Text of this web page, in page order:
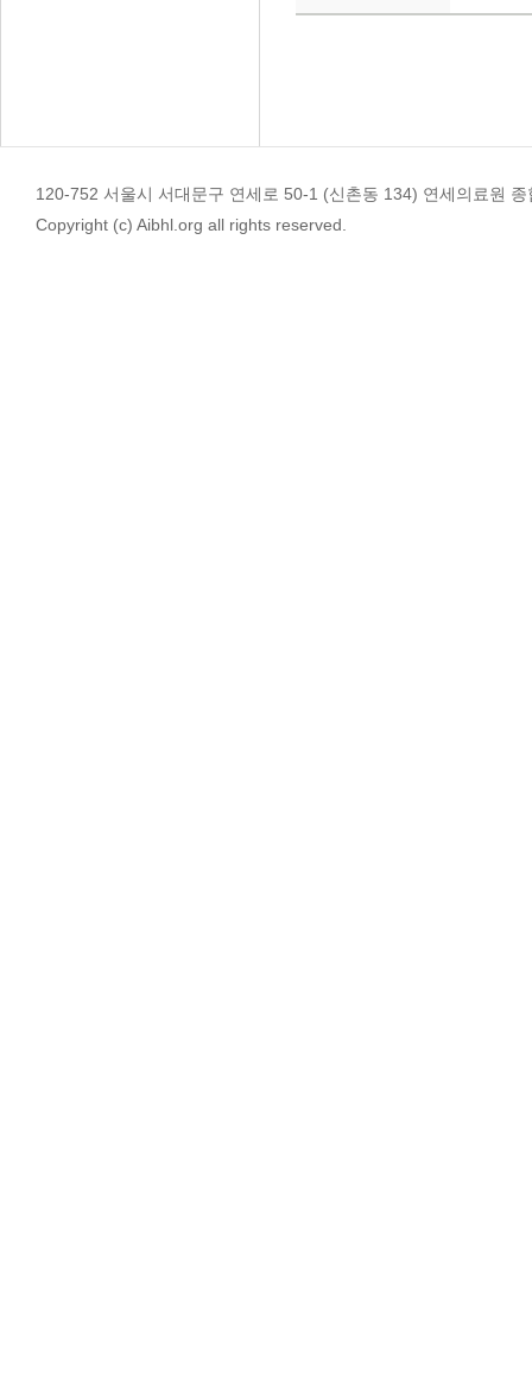
120-752 서울시 서대문구 연세로 50-1 (신촌동 134) 연세의료
Copyright (c) Aibhl.org all rights reserved.